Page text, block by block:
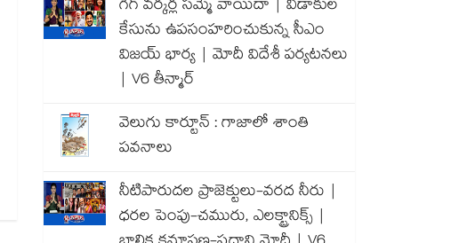
గిగ్ వర్కర్ల సమ్మె వాయిదా | విడాకుల
కేసును ఉపసంహరించుకున్న సీఎం
విజయ్ భార్య | మోదీ విదేశీ పర్యటనలు
| V6 తీన్మార్
వెలుగు కార్టూన్ : గాజాలో శాంతి
పవనాలు
నీటిపారుదల ప్రాజెక్టులు-వరద నీరు |
ధరల పెంపు-చమురు, ఎలక్ట్రానిక్స్ |